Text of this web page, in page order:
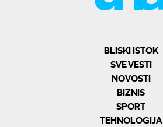
BLISKI ISTOK
SVE VESTI
NOVOSTI
BIZNIS
SPORT
TEHNOLOGIJA